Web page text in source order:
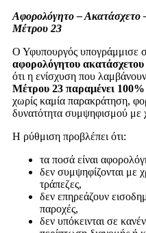
Αφορολόγητο – Ακατάσχετο
Μέτρου 23
Ο Υφυπουργός υπογράμμισε
αφορολόγητου ακατάσχετου
ότι η ενίσχυση που λαμβάνουν
Μέτρου 23 παραμένει 100%
χωρίς καμία παρακράτηση,
δυνατότητα συμψηφισμού με
Η ρύθμιση προβλέπει ότι:
τα ποσά είναι
δεν συμψηφίζονται με
τράπεζες,
δεν επηρεάζουν
παροχές,
δεν υπόκεινται σε